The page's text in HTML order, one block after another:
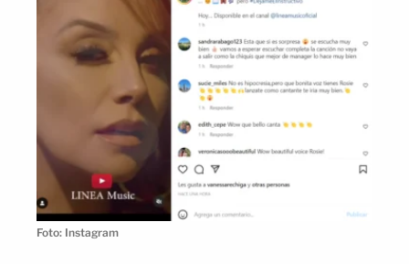
Foto: Instagram